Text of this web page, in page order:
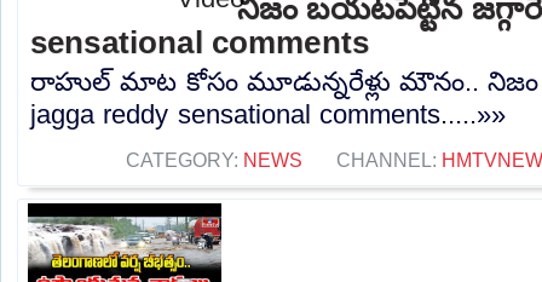
నిజం బయటపెట్టిన
sensational comments
రాహుల్ మాట కోసం మూడున్నరేళ్లు మౌనం.. నిజం
jagga reddy sensational comments.....»»
CATEGORY: NEWS CHANNEL: